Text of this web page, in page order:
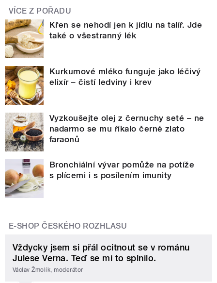
VÍCE Z POŘADU
Křen se nehodí jen k jídlu na talíř. Jde
také o všestranný lék
Kurkumové mléko funguje jako léčivý
elixír – čistí ledviny i krev
Vyzkoušejte olej z černuchy seté – ne
nadarmo se mu říkalo černé zlato
faraonů
Bronchiální vývar pomůže na potíže
s plícemi i s posílením imunity
E-SHOP ČESKÉHO ROZHLASU
Vždycky jsem si přál ocitnout se v románu
Julese Verna. Teď se mi to splnilo.
Václav Žmolík, moderátor